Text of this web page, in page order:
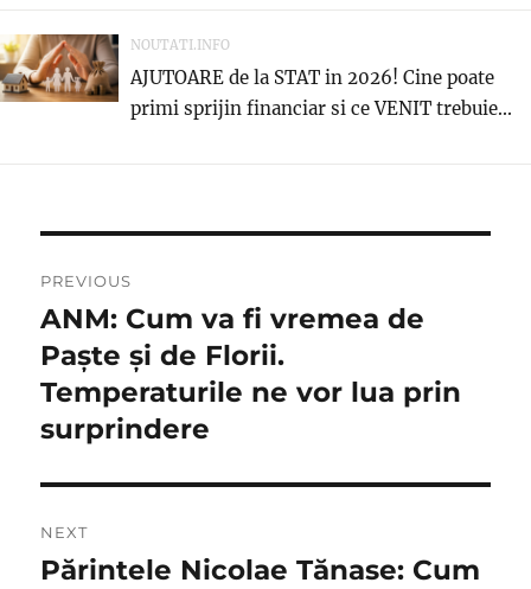
NOUTATI.INFO
AJUTOARE de la STAT in 2026! Cine poate
primi sprijin financiar si ce VENIT trebuie...
în
articole
PREVIOUS
Previous
post:
ANM: Cum va fi vremea de
Paște și de Florii.
Temperaturile ne vor lua prin
surprindere
NEXT
Next
Părintele Nicolae Tănase: Cum